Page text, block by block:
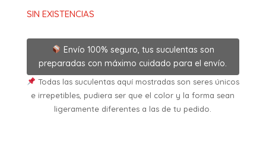
SIN EXISTENCIAS
Envío 100% seguro, tus suculentas son
preparadas con máximo cuidado para el envío.
Todas las suculentas aquí mostradas son seres únicos
e irrepetibles, pudiera ser que el color y la forma sean
ligeramente diferentes a las de tu pedido.